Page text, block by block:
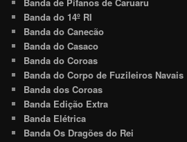
Banda do 14º RI
Banda do Canecão
Banda do Casaco
Banda do Coroas
Banda do Corpo de Fuzileiros Navais
Banda dos Coroas
Banda Edição Extra
Banda Elétrica
Banda Os Dragões do Rei